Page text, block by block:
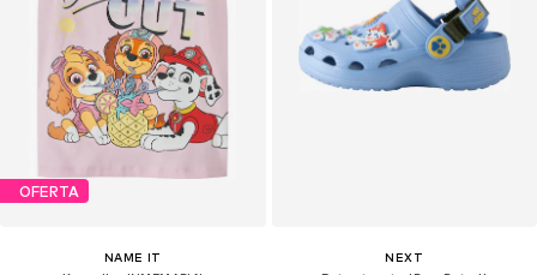
OFERTA
NAME IT
NEXT